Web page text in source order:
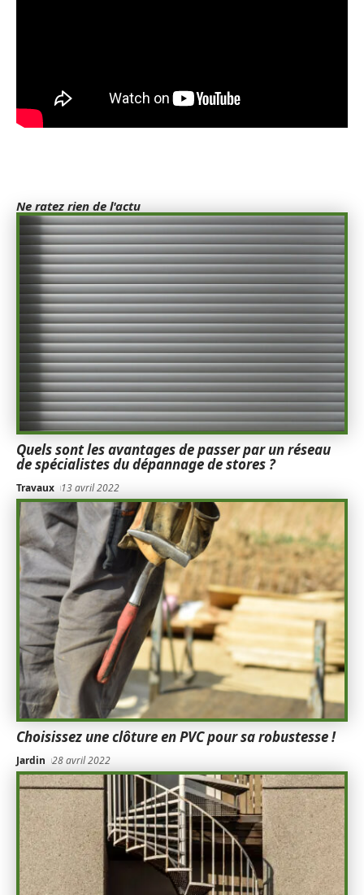
Ne ratez rien de l'actu
Quels sont les avantages de passer par un réseau
de spécialistes du dépannage de stores ?
Travaux 13 avril 2022
Choisissez une clôture en PVC pour sa robustesse !
Jardin 28 avril 2022